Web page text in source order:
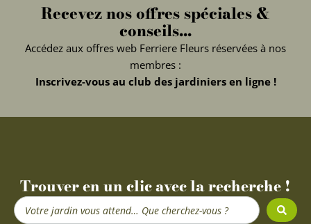
Recevez nos offres spéciales &
conseils...
Accédez aux offres web Ferriere Fleurs réservées à nos
membres :
Inscrivez-vous au club des jardiniers en ligne !
Trouver en un clic avec la recherche !
Search
...